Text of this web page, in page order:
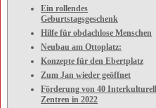
Ein rollendes
Geburtstagsgeschenk
Hilfe für obdachlose Menschen
Neubau am Ottoplatz:
Konzepte für den Ebertplatz
Zum Jan wieder geöffnet
Förderung von 40
Zentren in 2022